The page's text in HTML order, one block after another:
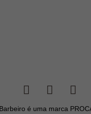
é uma marca